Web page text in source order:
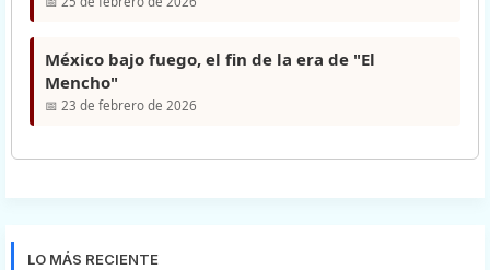
México bajo fuego, el fin de la era de "El
Mencho"
📅 23 de febrero de 2026
LO MÁS RECIENTE